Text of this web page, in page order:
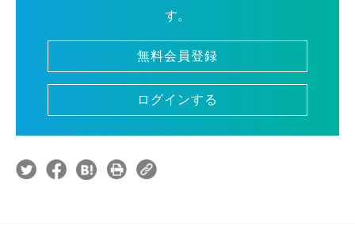
す。
無料会員登録
ログインする